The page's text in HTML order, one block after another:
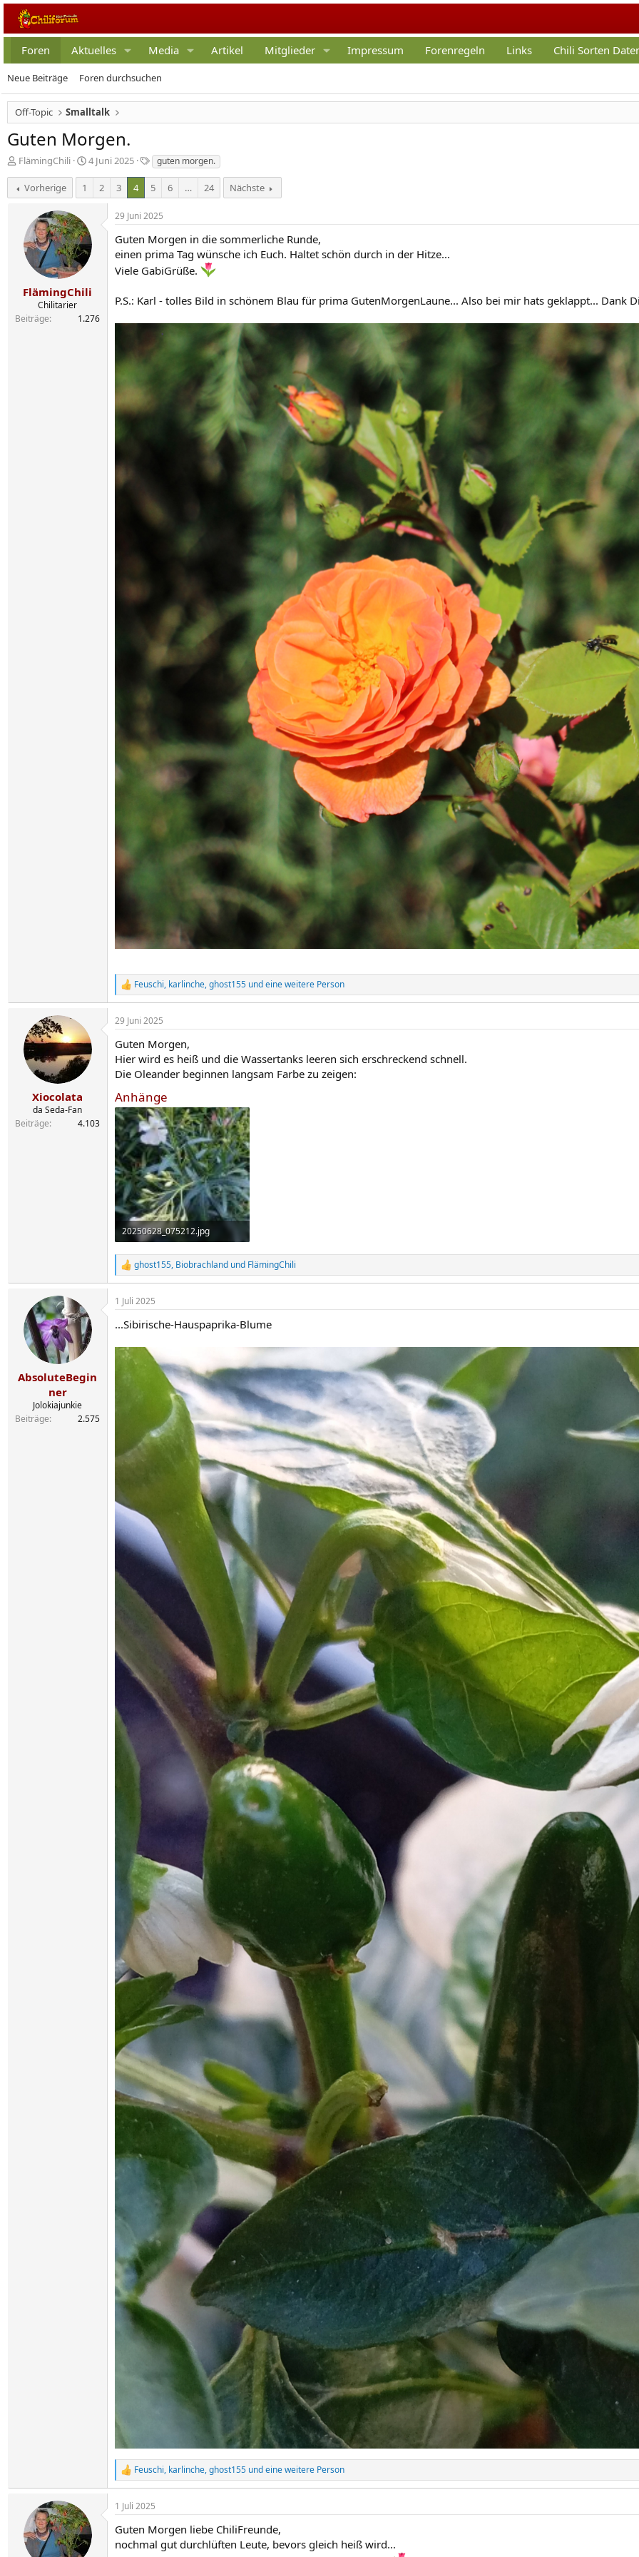
Foren Aktuelles Media Artikel Mitglieder Impressum Forenregeln Links Chili Sorten
Neue Beiträge Foren durchsuchen
Off-Topic Smalltalk
Guten Morgen.
E
s
t
FlämingChili
E
t
l
t
a
4 Juni 2025
S
c
h
l
a
g
w
o
r
t
guten morgen.
Vorherige 1 2 3 4 5 6 … 24 Nächste
FlämingChili
Chilitarier
Beiträge
1.276
29 Juni 2025
Guten Morgen in die sommerliche Runde,
einen prima Tag wünsche ich Euch. Haltet schön durch in der Hitze...
Viele GabiGrüße.
P.S.: Karl - tolles Bild in schönem Blau für prima GutenMorgenLaune... Also bei mir hats geklappt... Dank
R
e
k
i
o
n
e
n
:
Feuschi, karlinche,ghost155 und eine weitere Person
Xiocolata
da Seda-Fan
Beiträge
4.103
29 Juni 2025
Guten Morgen,
Hier wird es heiß und die Wassertanks leeren sich erschreckend schnell.
Die Oleander beginnen langsam Farbe zu zeigen:
Anhänge
20250628_075212.jpg
1,4 MB · Aufrufe: 89
R
e
k
i
n
e
ghost155, Biobrachland und FlämingChili
AbsoluteBegin
ner
Jolokiajunkie
Beiträge
2.575
1 Juli 2025
...Sibirische-Hauspaprika-Blume
R
e
k
i
o
Feuschi, karlinche,ghost155 und eine weitere Person
1 Juli 2025
Guten Morgen liebe ChiliFreunde,
nochmal gut durchlüften Leute, bevors gleich heiß wird...